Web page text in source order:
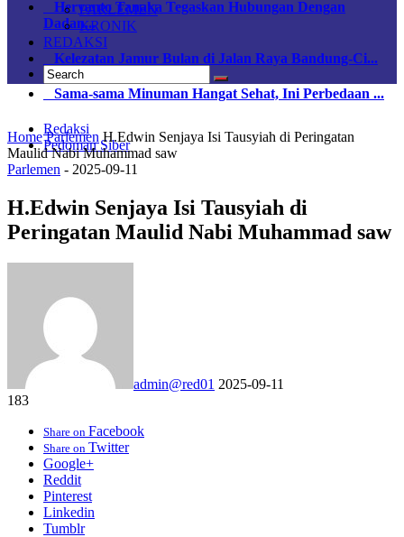
Heryanto Tanaka Tegaskan Hubungan Dengan
Dadan...
Kelezatan Jamur Bulan di Jalan Raya Bandung-Ci...
Sama-sama Minuman Hangat Sehat, Ini Perbedaan ...
Redaksi
Pedoman Siber
PARLEMEN
KRONIK
REDAKSI
Home Parlemen H.Edwin Senjaya Isi Tausyiah di Peringatan
Maulid Nabi Muhammad saw
Parlemen - 2025-09-11
H.Edwin Senjaya Isi Tausyiah di
Peringatan Maulid Nabi Muhammad saw
admin@red01 2025-09-11
183
Share on Facebook
Share on Twitter
Google+
Reddit
Pinterest
Linkedin
Tumblr